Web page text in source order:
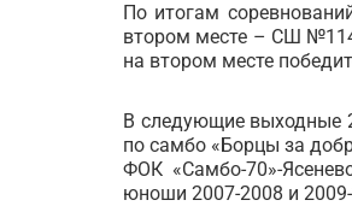
По итогам
втором месте – СШ
на втором месте
В следующие выходные
по самбо «Борцы за
ФОК «Самбо-70»-
юноши 2007-2008 и